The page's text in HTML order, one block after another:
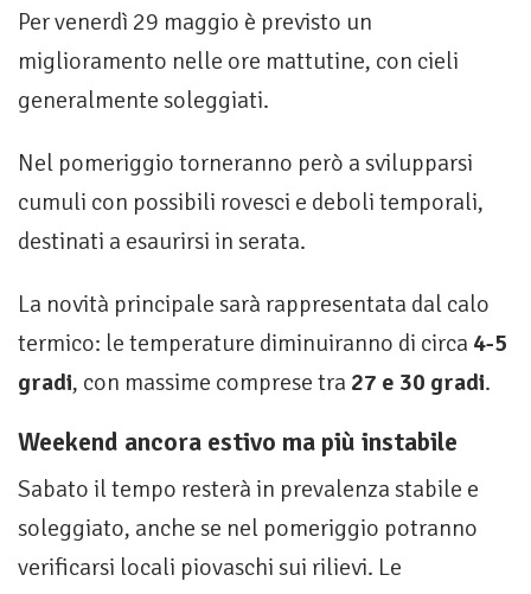
Per venerdì 29 maggio è previsto un
miglioramento nelle ore mattutine, con cieli
generalmente soleggiati.
Nel pomeriggio torneranno però a svilupparsi
cumuli con possibili rovesci e deboli temporali,
destinati a esaurirsi in serata.
La novità principale sarà rappresentata dal calo
termico: le temperature diminuiranno di circa 4-5
gradi, con massime comprese tra 27 e 30 gradi.
Weekend ancora estivo ma più instabile
Sabato il tempo resterà in prevalenza stabile e
soleggiato, anche se nel pomeriggio potranno
verificarsi locali piovaschi sui rilievi. Le